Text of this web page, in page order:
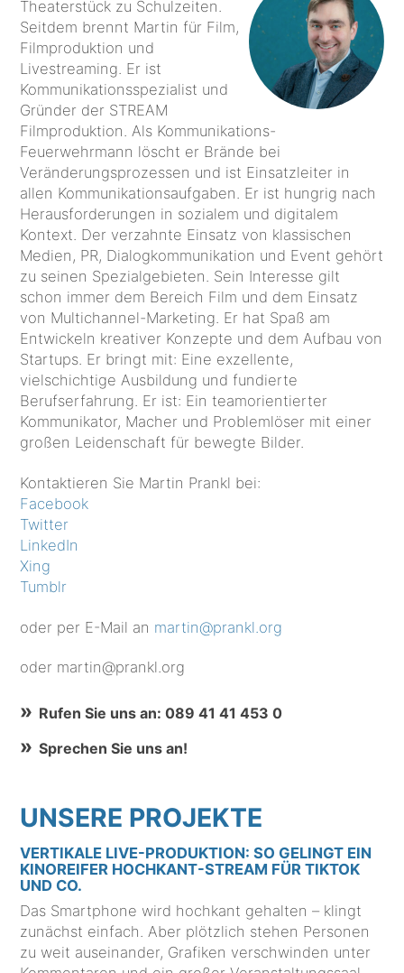
Theaterstück zu Schulzeiten.
Seitdem brennt Martin für Film,
Filmproduktion und
Livestreaming. Er ist
Kommunikationsspezialist und
Gründer der STREAM
Filmproduktion. Als Kommunikations-
Feuerwehrmann löscht er Brände bei
Veränderungsprozessen und ist Einsatzleiter in
allen Kommunikationsaufgaben. Er ist hungrig nach
Herausforderungen in sozialem und digitalem
Kontext. Der verzahnte Einsatz von klassischen
Medien, PR, Dialogkommunikation und Event gehört
zu seinen Spezialgebieten. Sein Interesse gilt
schon immer dem Bereich Film und dem Einsatz
von Multichannel-Marketing. Er hat Spaß am
Entwickeln kreativer Konzepte und dem Aufbau von
Startups. Er bringt mit: Eine exzellente,
vielschichtige Ausbildung und fundierte
Berufserfahrung. Er ist: Ein teamorientierter
Kommunikator, Macher und Problemlöser mit einer
großen Leidenschaft für bewegte Bilder.
Kontaktieren Sie Martin Prankl bei:
Facebook
Twitter
LinkedIn
Xing
Tumblr
oder per E-Mail an martin@prankl.org
oder martin@prankl.org
Rufen Sie uns an: 089 41 41 453 0
Sprechen Sie uns an!
UNSERE PROJEKTE
VERTIKALE LIVE-PRODUKTION: SO GELINGT EIN
KINOREIFER HOCHKANT-STREAM FÜR TIKTOK
UND CO.
Das Smartphone wird hochkant gehalten – klingt
zunächst einfach. Aber plötzlich stehen Personen
zu weit auseinander, Grafiken verschwinden unter